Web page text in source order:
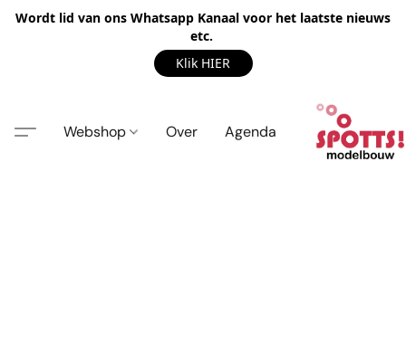
Wordt lid van ons Whatsapp Kanaal voor het laatste nieuws
etc.
Klik HIER
Webshop Over Agenda